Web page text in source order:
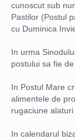
cunoscut sub
Pastilor (Postul
cu Duminica
In urma
postului sa fie
In Postul Mare
alimentele de
rugaciune alaturi
In calendarul